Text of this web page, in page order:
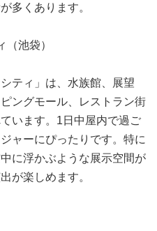
多くあります。
（池袋）
ティ」は、水族館、展望
ングモール、レストラン街
います。1日中屋内で過ご
ャーにぴったりです。特に
に浮かぶような展示空間が
が楽しめます。